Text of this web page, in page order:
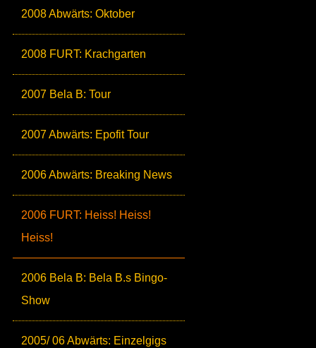
2008 Abwärts: Oktober
2008 FURT: Krachgarten
2007 Bela B: Tour
2007 Abwärts: Epofit Tour
2006 Abwärts: Breaking News
2006 FURT: Heiss! Heiss!
Heiss!
2006 Bela B: Bela B.s Bingo-
Show
2005/ 06 Abwärts: Einzelgigs